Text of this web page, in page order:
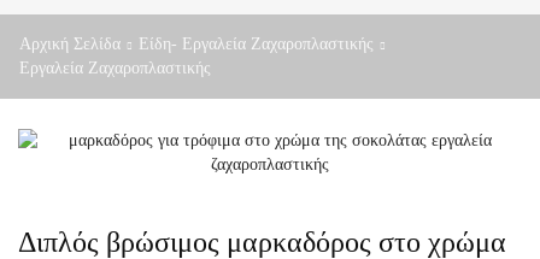
Αρχική Σελίδα
Είδη- Εργαλεία Ζαχαροπλαστικής
Εργαλεία Ζαχαροπλαστικής
Διπλός βρώσιμος μαρκαδόρος στο χρώμα